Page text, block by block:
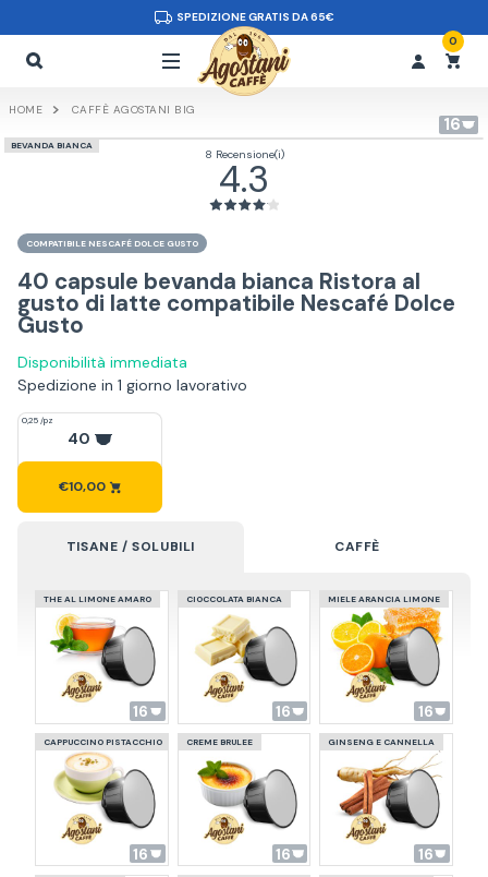
SPEDIZIONE GRATIS DA 65€
0
HOME CAFFÈ AGOSTANI BIG
BEVANDA BIANCA
16
8 Recensione(i)
4.3
COMPATIBILE NESCAFÉ DOLCE GUSTO
40 capsule bevanda bianca Ristora al
gusto di latte compatibile Nescafé Dolce
Gusto
Disponibilità immediata
Spedizione in 1 giorno lavorativo
0,25 /pz
40
€10,00
TISANE / SOLUBILI CAFFÈ
THE AL LIMONE AMARO
16
CIOCCOLATA BIANCA
16
MIELE ARANCIA LIMONE
16
CAPPUCCINO PISTACCHIO
16
CREME BRULEE
16
GINSENG E CANNELLA
16